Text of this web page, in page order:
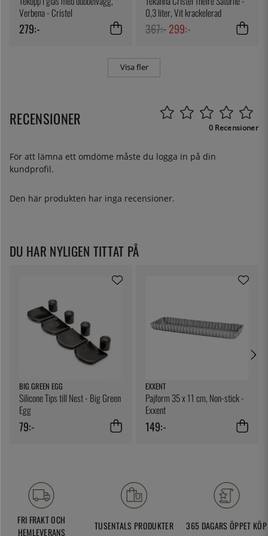
Verbena - Cristel
279:-
0,3 liter, Vit krackelerad
367:-299:-
Visa fler
RECENSIONER 0 Recensioner
För att lämna ett omdöme måste du logga in på din
kundprofil.
Den här produkten har inga recensioner.
DU HAR NYLIGEN TITTAT PÅ
BIG GREEN EGG
Silicone Tips till Nest - Big Green
Egg
79:-
EXXENT
Pajform 35 x 11 cm, Non-stick -
Exxent
149:-
FRI FRAKT OCH
HEMLEVERANS
TUSENTALS PRODUKTER 365 DAGARS ÖPPET KÖP